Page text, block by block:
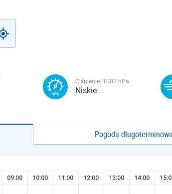
Ciśnienie: 1002 hPa
Niskie
Pogoda długoterminowa